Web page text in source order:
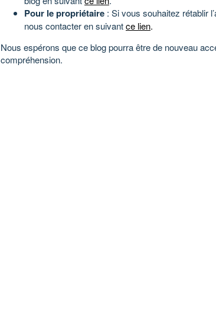
Pour le propriétaire : Si vous souhaitez rétablir
nous contacter en suivantce lien.
Nous espérons que ce blog pourra être de nouveau
compréhension.